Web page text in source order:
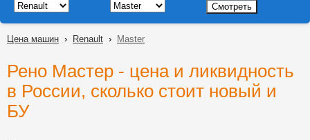
Цена машин › Renault › Master
Рено Мастер - цена и ликвидность
в России, сколько стоит новый и
БУ